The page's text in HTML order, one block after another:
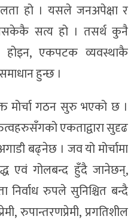
हो । यसले जनअपेक्षा र
सत्य हो । तसर्थ कुनै
होइन, एकपटक व्यवस्थाकै
हुन्छ ।
मोर्चा गठन सुरु भएको छ ।
एकताद्वारा सुदृढ
बढ्नेछ । जव यो मोर्चामा
एवं गोलबन्द हुँदै जानेछन्,
रुपले सुनिश्चित बन्दै
रुपान्तरणप्रेमी, प्रगतिशील